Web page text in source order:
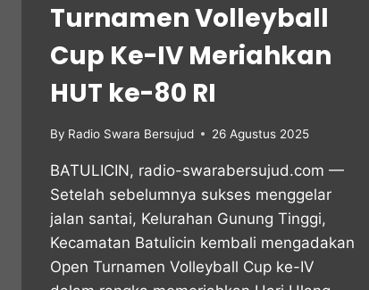
Turnamen Volleyball
Cup Ke-IV Meriahkan
HUT ke-80 RI
By Radio Swara Bersujud 26 Agustus 2025
BATULICIN, radio-swarabersujud.com —
Setelah sebelumnya sukses menggelar
jalan santai, Kelurahan Gunung Tinggi,
Kecamatan Batulicin kembali mengadakan
Open Turnamen Volleyball Cup ke-IV